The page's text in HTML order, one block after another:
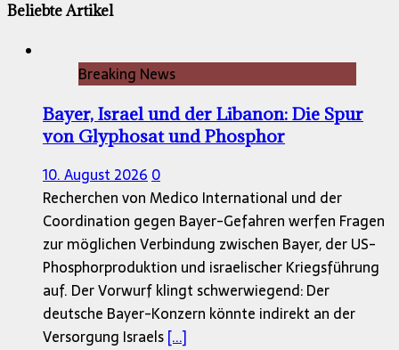
Beliebte Artikel
Breaking News
Bayer, Israel und der Libanon: Die Spur
von Glyphosat und Phosphor
10. August 20260
Recherchen von Medico International und der
Coordination gegen Bayer-Gefahren werfen Fragen
zur möglichen Verbindung zwischen Bayer, der US-
Phosphorproduktion und israelischer Kriegsführung
auf. Der Vorwurf klingt schwerwiegend: Der
deutsche Bayer-Konzern könnte indirekt an der
Versorgung Israels[...]